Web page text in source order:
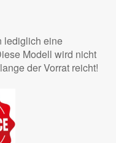
lediglich eine
Modell wird nicht
der Vorrat reicht!